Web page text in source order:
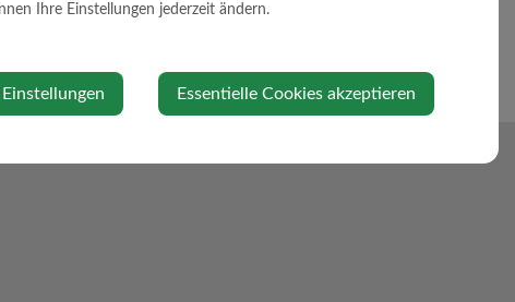
Ihre Einstellungen jederzeit ändern.
Essentielle Cookies akzeptieren